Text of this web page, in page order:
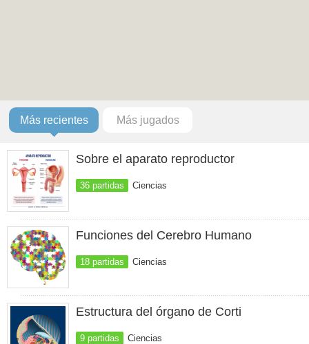
Más recientes Más jugados
Sobre el aparato reproductor
36 partidas Ciencias
Funciones del Cerebro Humano
18 partidas Ciencias
Estructura del órgano de Corti
9 partidas Ciencias